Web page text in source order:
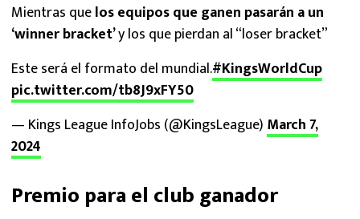
Mientras quelos equipos que ganen pasarán a un
‘winner bracket’y los que pierdan al “loser bracket”
Este será el formato del mundial.#KingsWorldCup
pic.twitter.com/tb8J9xFY50
— Kings League InfoJobs (@KingsLeague) March 7,
2024
Premio para el club ganador